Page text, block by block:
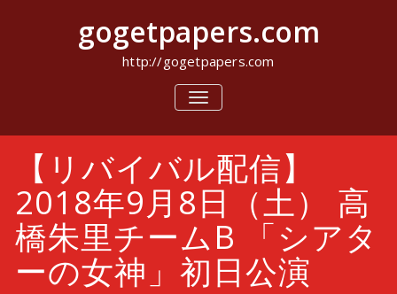
キ
gogetpapers.com
http://gogetpapers.com
ナ
ビ
シ
ョ
ン
を
切
替
え
【リバイバル配信】
2018年9月8日（土） 高
橋朱里チームB 「シアタ
ーの女神」初日公演